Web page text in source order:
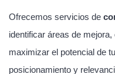
Ofrecemos servicios de
identificar áreas de
maximizar el potencial de
posicionamiento y